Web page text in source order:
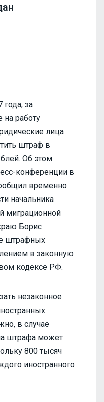
года, за
на работу
лица
штраф в
Об этом
конференции в
временно
начальника
миграционной
Борис
штрафных
в законную
кодексе РФ.
незаконное
в случае
штрафа может
800 тысяч
иностранного